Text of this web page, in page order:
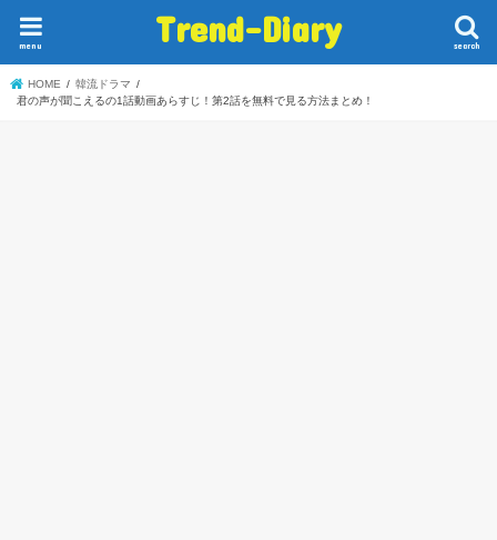
Trend-Diary search
menu
HOME
韓流ドラマ
君の声が聞こえるの1話動画あらすじ！第2話を無料で見る方法まとめ！